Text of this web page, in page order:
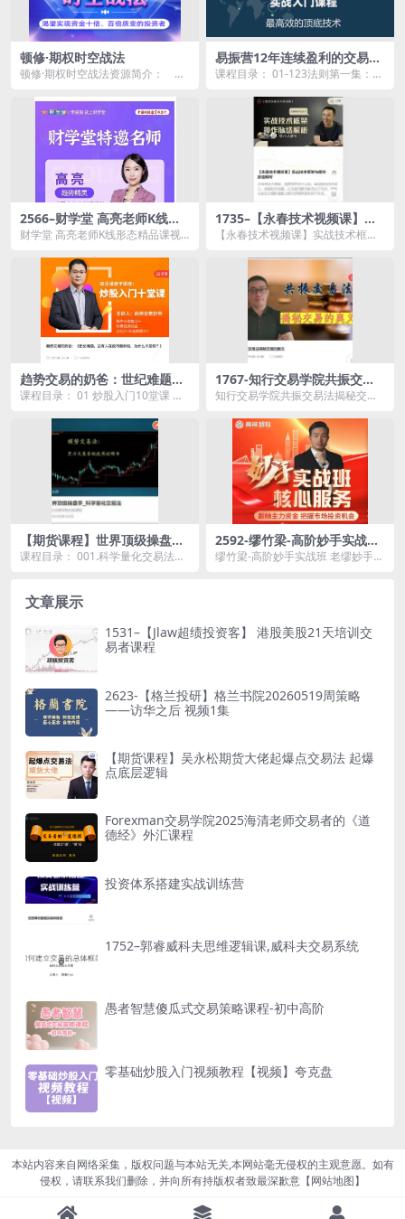
顿修·期权时空战法
顿修·期权时空战法资源简介： 期
趋...
易振营12年连续盈利的交易系
统：123法则和2B法则深度讲
课程目录： 01-123法则第一集：12
2566–财学堂 高亮老师K线形
态精品课视频7集
财学堂 高亮老师K线形态精品课视
1735–【永春技术视频课】实
战技术框架与操作脉络解析
【永春技术视频课】实战技术框架
趋势交易的奶爸：世纪难题，
总有人在股市-到钱，为什么不
课程目录： 01 炒股入门10堂课 ｜
1767-知行交易学院共振交易
法揭秘交易的奥义
知行交易学院共振交易法揭秘交易
部...
【期货课程】世界顶级操盘手_
科学量化交易法
课程目录： 001.科学量化交易法：
2592-缪竹梁-高阶妙手实战班
老缪妙手跟庄高阶实战直播课
缪竹梁-高阶妙手实战班 老缪妙手跟
文章展示
1531–【Jlaw超绩投资客】 港股美股21天培训交
易者课程
2623-【格兰投研】格兰书院20260519周策略
——访华之后 视频1集
【期货课程】吴永松期货大佬起爆点交易法 起爆
点底层逻辑
Forexman交易学院2025海清老师交易者的《道
德经》外汇课程
投资体系搭建实战训练营
1752–郭睿威科夫思维逻辑课,威科夫交易系统
愚者智慧傻瓜式交易策略课程-初中高阶
零基础炒股入门视频教程【视频】夸克盘
本站内容来自网络采集，版权问题与本站无关,本网站毫无侵权的主观意愿。如有
侵权，请联系我们删除，并向所有持版权者致最深歉意【网站地图】